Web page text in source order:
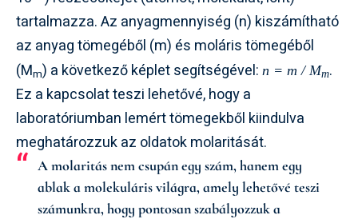
tartalmazza. Az anyagmennyiség (n) kiszámítható
az anyag tömegéből (m) és moláris tömegéből
(Mm) a következő képlet segítségével: n = m / Mm.
Ez a kapcsolat teszi lehetővé, hogy a
laboratóriumban lemért tömegekből kiindulva
meghatározzuk az oldatok molaritását.
A molaritás nem csupán egy szám, hanem egy
ablak a molekuláris világra, amely lehetővé teszi
számunkra, hogy pontosan szabályozzuk a